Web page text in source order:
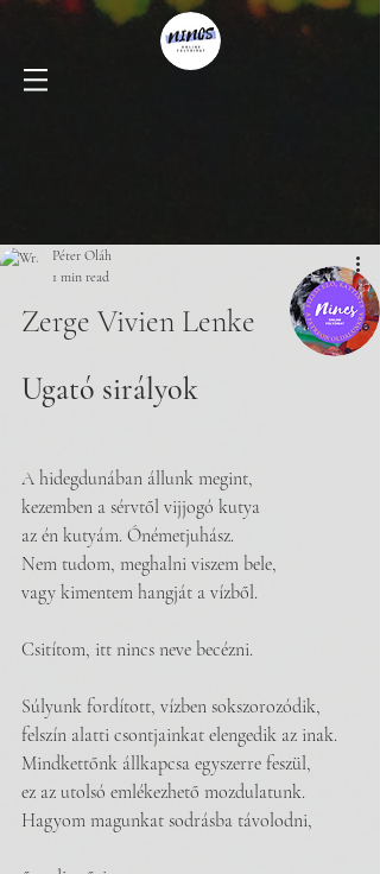
Péter Oláh
1 min read
Zerge Vivien Lenke
Ugató sirályok
A hidegdunában állunk megint,
kezemben a sérvtől vijjogó kutya
az én kutyám. Ónémetjuhász.
Nem tudom, meghalni viszem bele,
vagy kimentem hangját a vízből.
Csitítom, itt nincs neve becézni.
Súlyunk fordított, vízben sokszorozódik,
felszín alatti csontjainkat elengedik az inak.
Mindkettőnk állkapcsa egyszerre feszül,
ez az utolsó emlékezhető mozdulatunk.
Hagyom magunkat sodrásba távolodni,